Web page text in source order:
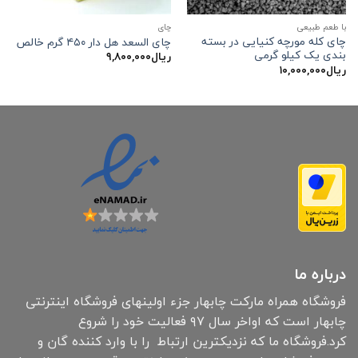
با طعم طبیعی
چای کله مورچه کنیایی در بسته
بندی یک کیلو گرمی
ریال۱۰,۰۰۰,۰۰۰
چاي
چای السعد هل دار ۴۵۰ گرم خالص
ریال۹,۸۰۰,۰۰۰
درباره ما
فروشگاه همراه مارکت چابهار جزء اولینهای فروشگاه اینترنتی
چابهار است که اواخر سال ۹۷ فعالیت خود را شروع
کرد.فروشگاه ما که نزدیکترین ارتباط را با وارد کننده گان و